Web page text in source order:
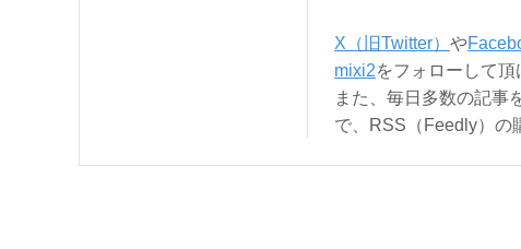
X（旧Twitter） や
mixi2をフォローして頂
また、毎日多数の記事
で、RSS（Feedly）の